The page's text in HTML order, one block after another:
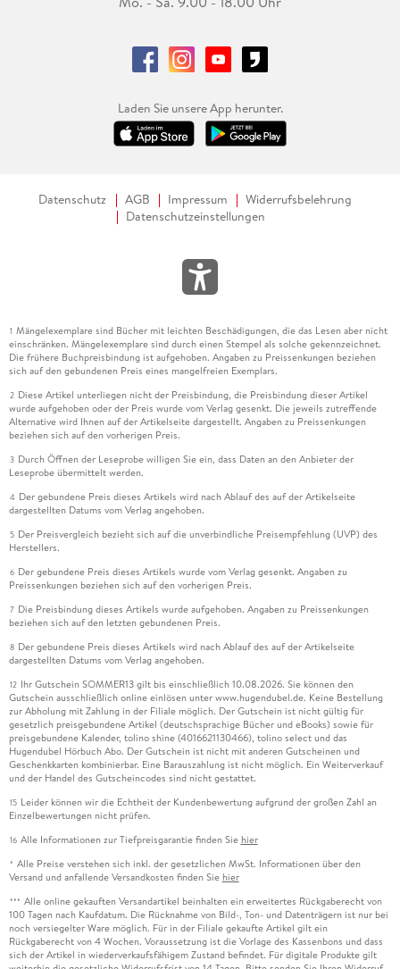
Laden Sie unsere App herunter.
Datenschutz AGB Impressum
Widerrufsbelehrung
Datenschutzeinstellungen
1 Mängelexemplare sind Bücher mit leichten Beschädigungen, die das Lesen aber nicht
einschränken. Mängelexemplare sind durch einen Stempel als solche gekennzeichnet.
Die frühere Buchpreisbindung ist aufgehoben. Angaben zu Preissenkungen beziehen
sich auf den gebundenen Preis eines mangelfreien Exemplars.
2 Diese Artikel unterliegen nicht der Preisbindung, die Preisbindung dieser Artikel
wurde aufgehoben oder der Preis wurde vom Verlag gesenkt. Die jeweils zutreffende
Alternative wird Ihnen auf der Artikelseite dargestellt. Angaben zu Preissenkungen
beziehen sich auf den vorherigen Preis.
3 Durch Öffnen der Leseprobe willigen Sie ein, dass Daten an den Anbieter der
Leseprobe übermittelt werden.
4 Der gebundene Preis dieses Artikels wird nach Ablauf des auf der Artikelseite
dargestellten Datums vom Verlag angehoben.
5 Der Preisvergleich bezieht sich auf die unverbindliche Preisempfehlung (UVP) des
Herstellers.
6 Der gebundene Preis dieses Artikels wurde vom Verlag gesenkt. Angaben zu
Preissenkungen beziehen sich auf den vorherigen Preis.
7 Die Preisbindung dieses Artikels wurde aufgehoben. Angaben zu Preissenkungen
beziehen sich auf den letzten gebundenen Preis.
8 Der gebundene Preis dieses Artikels wird nach Ablauf des auf der Artikelseite
dargestellten Datums vom Verlag angehoben.
12 Ihr Gutschein SOMMER13 gilt bis einschließlich 10.08.2026. Sie können den
Gutschein ausschließlich online einlösen unter www.hugendubel.de. Keine Bestellung
zur Abholung mit Zahlung in der Filiale möglich. Der Gutschein ist nicht gültig für
gesetzlich preisgebundene Artikel (deutschsprachige Bücher und eBooks) sowie für
preisgebundene Kalender, tolino shine (4016621130466), tolino select und das
Hugendubel Hörbuch Abo. Der Gutschein ist nicht mit anderen Gutscheinen und
Geschenkkarten kombinierbar. Eine Barauszahlung ist nicht möglich. Ein Weiterverkauf
und der Handel des Gutscheincodes sind nicht gestattet.
15 Leider können wir die Echtheit der Kundenbewertung aufgrund der großen Zahl an
Einzelbewertungen nicht prüfen.
16 Alle Informationen zur Tiefpreisgarantie finden Sie hier
* Alle Preise verstehen sich inkl. der gesetzlichen MwSt. Informationen über den
Versand und anfallende Versandkosten finden Sie hier
*** Alle online gekauften Versandartikel beinhalten ein erweitertes Rückgaberecht von
100 Tagen nach Kaufdatum. Die Rücknahme von Bild-, Ton- und Datenträgern ist nur bei
noch versiegelter Ware möglich. Für in der Filiale gekaufte Artikel gilt ein
Rückgaberecht von 4 Wochen. Voraussetzung ist die Vorlage des Kassenbons und dass
sich der Artikel in wiederverkaufsfähigem Zustand befindet. Für digitale Produkte gilt